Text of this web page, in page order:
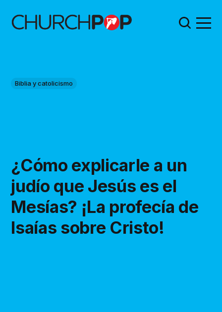
Biblia y catolicismo
¿Cómo explicarle a un
judío que Jesús es el
Mesías? ¡La profecía de
Isaías sobre Cristo!